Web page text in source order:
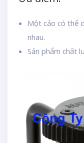
Một cảo có thể
nhau.
Sản phẩm chất